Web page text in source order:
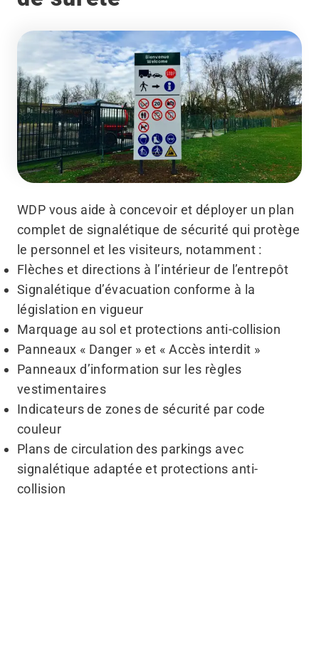
WDP vous aide à concevoir et déployer un plan
complet de signalétique de sécurité qui protège
le personnel et les visiteurs, notamment :
Flèches et directions à l’intérieur de l’entrepôt
Signalétique d’évacuation conforme à la
législation en vigueur
Marquage au sol et protections anti-collision
Panneaux « Danger » et « Accès interdit »
Panneaux d’information sur les règles
vestimentaires
Indicateurs de zones de sécurité par code
couleur
Plans de circulation des parkings avec
signalétique adaptée et protections anti-
collision